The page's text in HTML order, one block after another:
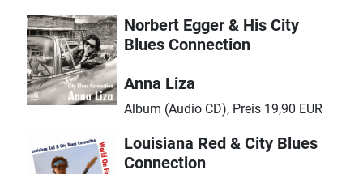
Norbert Egger & His City
Blues Connection
Anna Liza
Album (Audio CD), Preis 19,90 EUR
Louisiana Red & City Blues
Connection